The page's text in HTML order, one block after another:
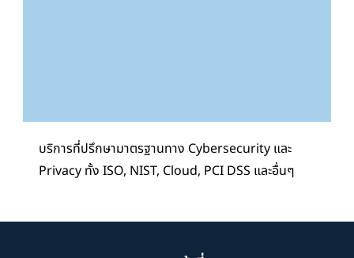
บริการที่ปรึกษามาตรฐานทาง Cybersecurity และ
Privacy ทั้ง ISO, NIST, Cloud, PCI DSS และอื่นๆ